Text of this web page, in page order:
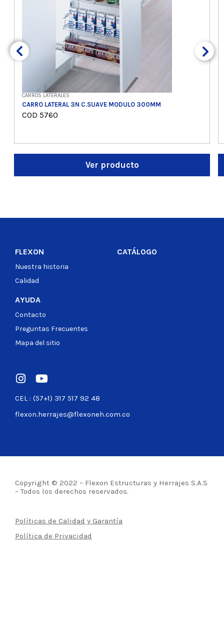
CARROS LATERALES
CARRO LATERAL 3N C.SUAVE MODULO 300MM
COD 5760
Ver producto
CEL : (57+1) 317 517 92 48
flexon.herrajes@flexoneh.com.co
FLEXON
Nuestra historia
Calidad
CATÁLOGO
AYUDA
Contacto
Preguntas Frecuentes
Mapa del sitio
Copyright © 2022 – Flexon Estructuras y Herrajes S.A.S
– Todos los derechos reservados.
Políticas de Calidad y Garantía
Política de Privacidad